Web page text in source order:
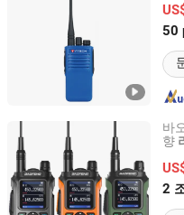
50
Fujian, China
바
향
2
Quanzhou Jimao
Fujian, China